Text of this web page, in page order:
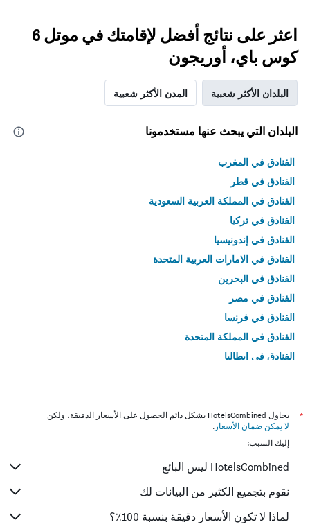
اعثر على نتائج أفضل لإقامتك في موتل 6
كوس باي، أوريجون
البلدان الأكثر شعبية المدن الأكثر شعبية
البلدان التي يبحث عنها مستخدمونا
الفنادق في المغرب
الفنادق في قطر
الفنادق في المملكة العربية السعودية
الفنادق في تركيا
الفنادق في إندونيسيا
الفنادق في الامارات العربية المتحدة
الفنادق في البحرين
الفنادق في مصر
الفنادق في فرنسا
الفنادق في المملكة المتحدة
الفنادق في إيطاليا
*
يحاول HotelsCombined بشكل دائم الحصول على الأسعار الدقيقة، ولكن
لا يمكن ضمان الأسعار .
إليك السبب:
HotelsCombined ليس البائع
نقوم بتجميع الكثير من البيانات لك
لماذا لا تكون الأسعار دقيقة بنسبة 100٪؟